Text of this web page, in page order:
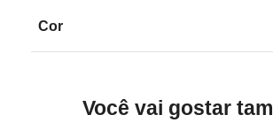
Cor
Você vai gostar